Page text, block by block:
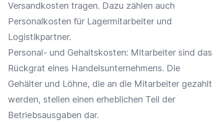
Versandkosten tragen. Dazu zählen auch
Personalkosten für Lagermitarbeiter und
Logistikpartner.
Personal- und Gehaltskosten: Mitarbeiter sind das
Rückgrat eines Handelsunternehmens. Die
Gehälter und Löhne, die an die Mitarbeiter gezahlt
werden, stellen einen erheblichen Teil der
Betriebsausgaben dar.